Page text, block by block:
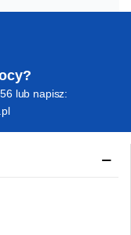
lub napisz: